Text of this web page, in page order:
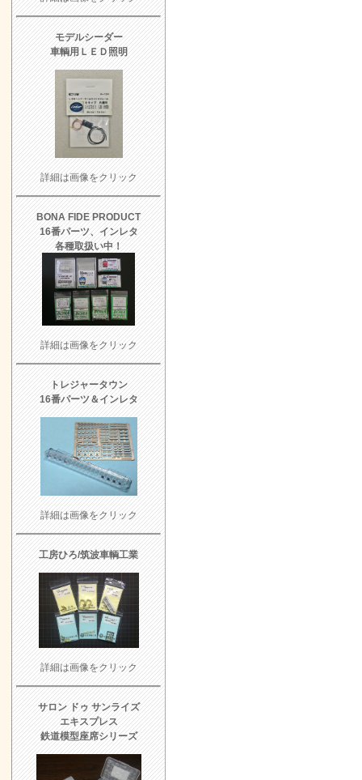
モデルシーダー
車輌用ＬＥＤ照明
詳細は画像をクリック
BONA FIDE PRODUCT
16番パーツ、インレタ
各種取扱い中！
詳細は画像をクリック
トレジャータウン
16番パーツ＆インレタ
詳細は画像をクリック
工房ひろ/筑波車輌工業
詳細は画像をクリック
サロン ドゥ サンライズ
エキスプレス
鉄道模型座席シリーズ